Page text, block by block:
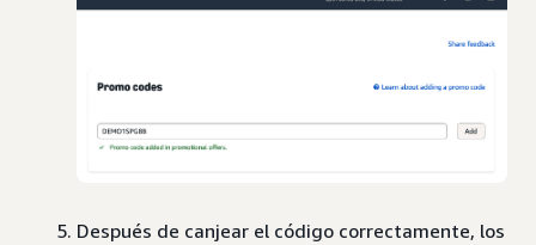
Después de canjear el código correctamente, los